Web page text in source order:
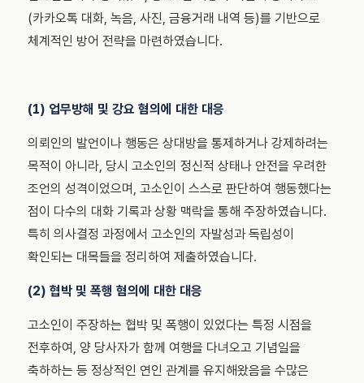
(카카오톡 대화, 녹음, 사진, 금융거래 내역 등)를 기반으로
체계적인 방어 전략을 마련하였습니다.
(1) 업무방해 및 강요 혐의에 대한 대응
의뢰인의 발언이나 행동은 상대방을 통제하거나 강제하려는
목적이 아니라, 당시 고소인의 정신적 상태나 안전을 우려한
조언의 성격이었으며, 고소인이 스스로 판단하여 행동했다는
점이 다수의 대화 기록과 상황 맥락을 통해 주장하였습니다.
특히 의사결정 과정에서 고소인의 자발성과 독립성이
확인되는 대목들을 정리하여 제출하였습니다.
(2) 협박 및 폭행 혐의에 대한 대응
고소인이 주장하는 협박 및 폭행이 있었다는 특정 시점을
전후하여, 양 당사자가 함께 여행을 다녀오고 기념일을
축하하는 등 정상적인 연인 관계를 유지해왔음을 수많은